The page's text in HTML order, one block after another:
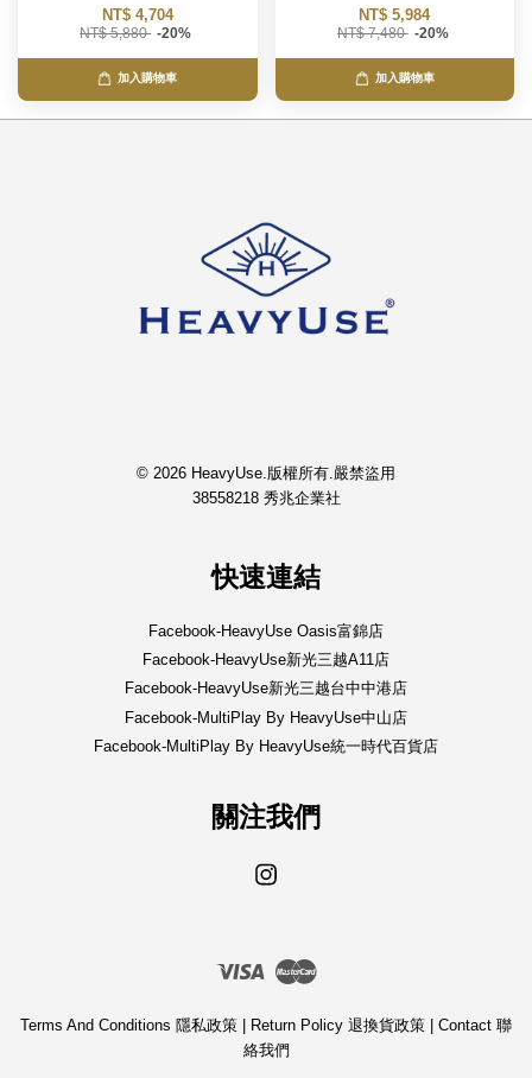
NT$ 4,704
NT$ 5,880 -20%
加入購物車
NT$ 5,984
NT$ 7,480 -20%
加入購物車
© 2026 HeavyUse.版權所有.嚴禁盜用
38558218 秀兆企業社
快速連結
Facebook-HeavyUse Oasis富錦店
Facebook-HeavyUse新光三越A11店
Facebook-HeavyUse新光三越台中中港店
Facebook-MultiPlay By HeavyUse中山店
Facebook-MultiPlay By HeavyUse統一時代百貨店
關注我們
Visa Master
Terms And Conditions 隱私政策 Return Policy 退換貨政策
Contact 聯
絡我們